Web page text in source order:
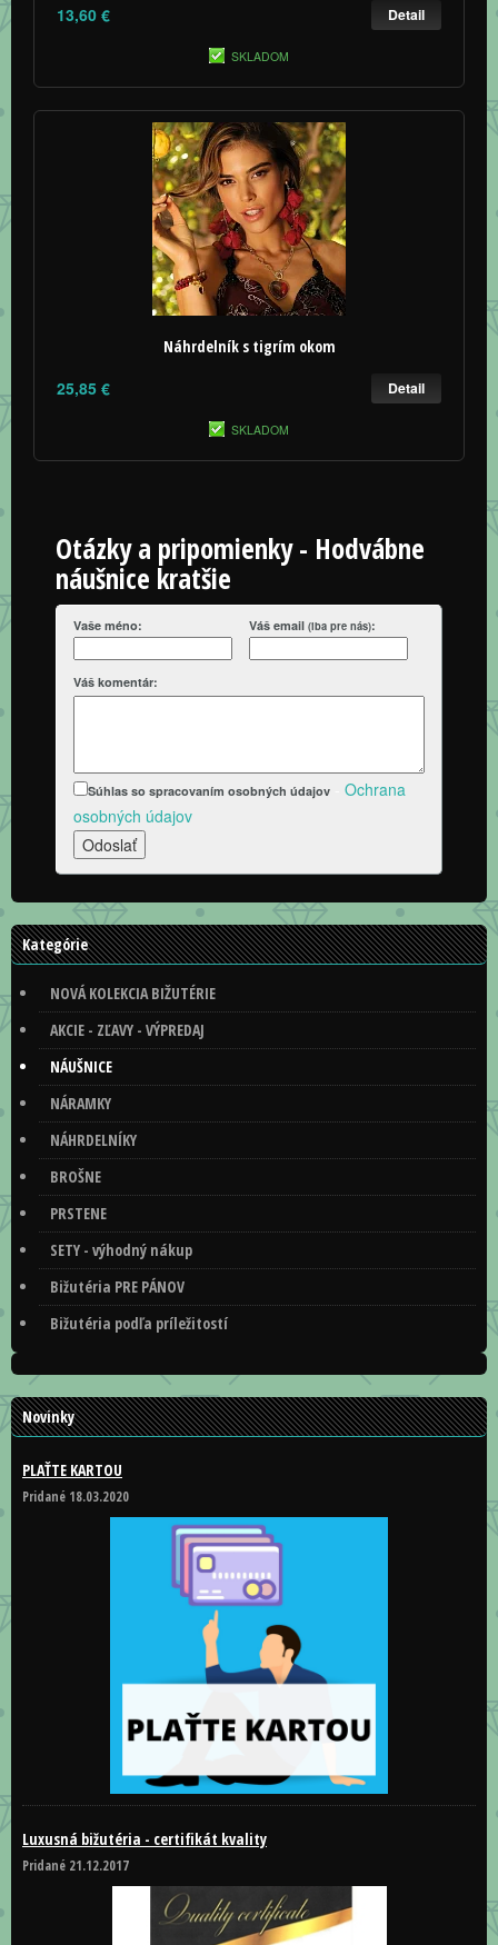
13,60 € Detail
SKLADOM
Náhrdelník s tigrím okom
25,85 € Detail
SKLADOM
Otázky a pripomienky - Hodvábne
náušnice kratšie
Vaše méno: Váš email (iba pre nás):
Váš komentár:
Súhlas so spracovaním osobných údajov
Ochrana
osobných údajov
Kategórie
NOVÁ KOLEKCIA BIŽUTÉRIE
AKCIE - ZĽAVY - VÝPREDAJ
NÁUŠNICE
NÁRAMKY
NÁHRDELNÍKY
BROŠNE
PRSTENE
SETY - výhodný nákup
Bižutéria PRE PÁNOV
Bižutéria podľa príležitostí
Novinky
PLAŤTE KARTOU
Pridané 18.03.2020
Luxusná bižutéria - certifikát kvality
Pridané 21.12.2017